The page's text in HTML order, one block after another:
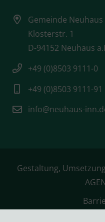
Gemeinde Neuhaus
Klosterstr. 1
D-94152 Neuhaus
+49 (0)8503 9111-0
+49 (0)8503 9111-91
info@neuhaus-
Gestaltung,